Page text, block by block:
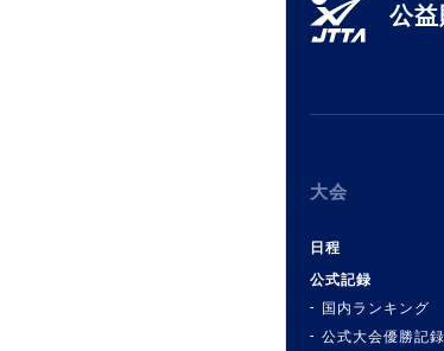
公
大会
日程
公式記録
国内ランキング
公式大会優勝記録